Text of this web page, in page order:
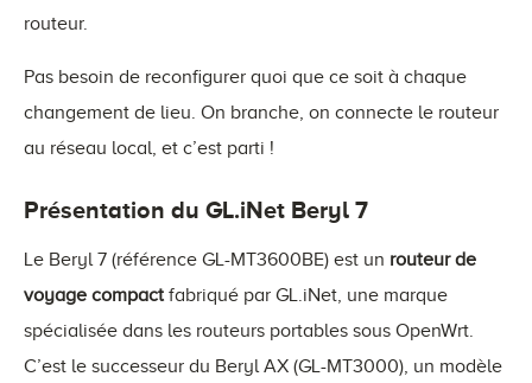
routeur.
Pas besoin de reconfigurer quoi que ce soit à chaque
changement de lieu. On branche, on connecte le routeur
au réseau local, et c’est parti !
Présentation du GL.iNet Beryl 7
Le Beryl 7 (référence GL-MT3600BE) est un routeur de
voyage compact fabriqué par GL.iNet, une marque
spécialisée dans les routeurs portables sous OpenWrt.
C’est le successeur du Beryl AX (GL-MT3000), un modèle